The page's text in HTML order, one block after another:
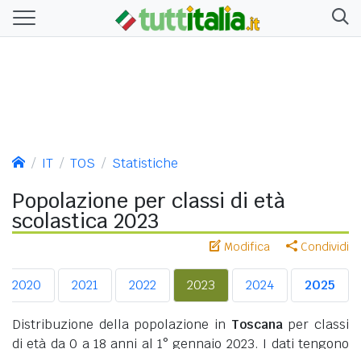
IT TOS Statistiche
Popolazione per classi di età
scolastica 2023
Modifica Condividi
2020 2021 2022 2023 2024 2025
Distribuzione della popolazione in Toscanaper classi
di età da 0 a 18 anni al 1° gennaio 2023. I dati tengono